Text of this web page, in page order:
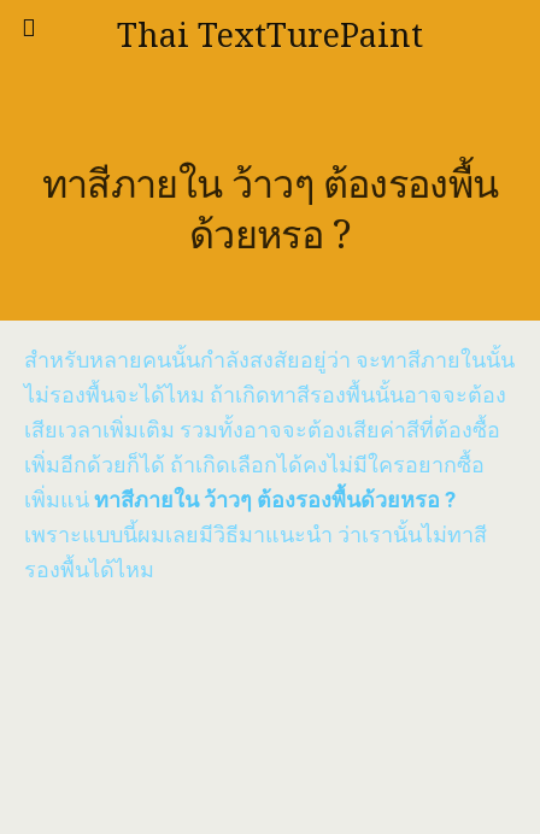
Thai TextTurePaint
ทาสีภายใน ว้าวๆ ต้องรองพื้น
ด้วยหรอ ?
สำหรับหลายคนนั้นกำลังสงสัยอยู่ว่า จะทาสีภายในนั้น
ไม่รองพื้นจะได้ไหม ถ้าเกิดทาสีรองพื้นนั้นอาจจะต้อง
เสียเวลาเพิ่มเติม รวมทั้งอาจจะต้องเสียค่าสีที่ต้องซื้อ
เพิ่มอีกด้วยก็ได้ ถ้าเกิดเลือกได้คงไม่มีใครอยากซื้อ
เพิ่มแน่ทาสีภายใน ว้าวๆ ต้องรองพื้นด้วยหรอ ?
เพราะแบบนี้ผมเลยมีวิธีมาแนะนำ ว่าเรานั้นไม่ทาสี
รองพื้นได้ไหม